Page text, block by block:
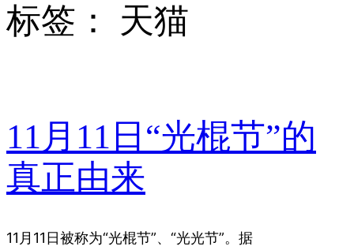
标签： 天猫
11月11日“光棍节”的
真正由来
11月11日被称为“光棍节”、“光光节”。据